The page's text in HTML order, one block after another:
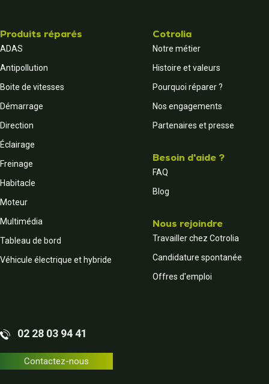
Produits réparés
ADAS
Antipollution
Boite de vitesses
Démarrage
Direction
Éclairage
Freinage
Habitacle
Moteur
Multimédia
Tableau de bord
Véhicule électrique et hybride
Cotrolia
Notre métier
Histoire et valeurs
Pourquoi réparer ?
Nos engagements
Partenaires et presse
Besoin d'aide ?
FAQ
Blog
Nous rejoindre
Travailler chez Cotrolia
Candidature spontanée
Offres d'emploi
02 28 03 94 41
Contactez-nous